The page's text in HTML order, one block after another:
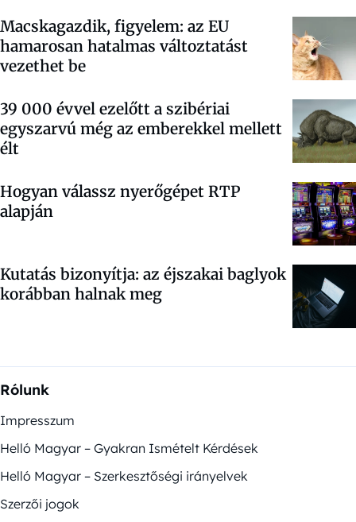
Macskagazdik, figyelem: az EU
hamarosan hatalmas változtatást
vezethet be
39 000 évvel ezelőtt a szibériai
egyszarvú még az emberekkel mellett
élt
Hogyan válassz nyerőgépet RTP
alapján
Kutatás bizonyítja: az éjszakai baglyok
korábban halnak meg
Rólunk
Impresszum
Helló Magyar – Gyakran Ismételt Kérdések
Helló Magyar – Szerkesztőségi irányelvek
Szerzői jogok